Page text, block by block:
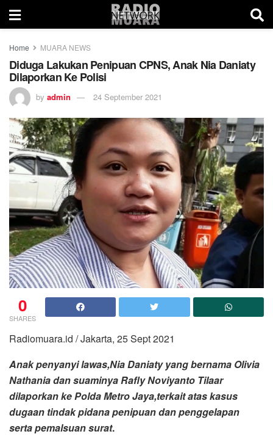
Home MUARA NEWS
Diduga Lakukan Penipuan CPNS, Anak Nia Daniaty
Dilaporkan Ke Polisi
by admin 24 September 2021
0
SHARES
Radiomuara.id / Jakarta, 25 Sept 2021
Anak penyanyi lawas,Nia Daniaty yang bernama Olivia
Nathania dan suaminya Rafly Noviyanto Tilaar
dilaporkan ke Polda Metro Jaya,terkait atas kasus
dugaan tindak pidana penipuan dan penggelapan
serta pemalsuan surat.